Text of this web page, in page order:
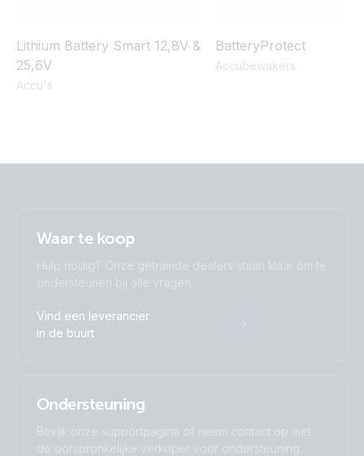
Lithium Battery Smart 12,8V &
25,6V
Accu's
BatteryProtect
Accubewakers
Waar te koop
Hulp nodig? Onze getrainde dealers staan klaar om te
ondersteunen bij alle vragen.
Vind een leverancier
in de buurt
Ondersteuning
Bekijk onze supportpagina of neem contact op met
de oorspronkelijke verkoper voor ondersteuning,